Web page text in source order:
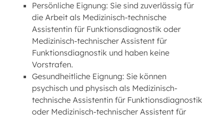
Persönliche Eignung: Sie sind zuverlässig für
die Arbeit als Medizinisch-technische
Assistentin für Funktionsdiagnostik oder
Medizinisch-technischer Assistent für
Funktionsdiagnostik und haben keine
Vorstrafen.
Gesundheitliche Eignung: Sie können
psychisch und physisch als Medizinisch-
technische Assistentin für Funktionsdiagnostik
oder Medizinisch-technischer Assistent für